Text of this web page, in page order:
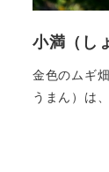
小満（し
金色のムギ
うまん）は